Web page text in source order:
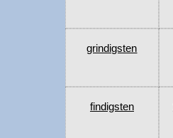
grindigsten
findigsten